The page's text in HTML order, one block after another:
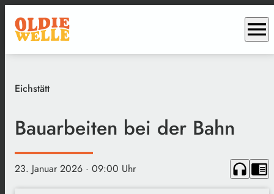
menu
Eichstätt
Bauarbeiten bei der Bahn
23. Januar 2026 · 09:00 Uhr headphones chrome_reader_mode